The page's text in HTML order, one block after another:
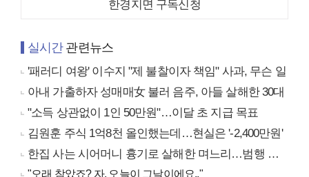
한경지면 구독신청
실시간관련뉴스
'패러디 여왕' 이수지 "제 불찰이자 책임" 사과, 무슨 일
아내 가출하자 성매매女 불러 음주, 아들 살해한 30대
"소득 상관없이 1인 50만원"…이달 초 지급 목표
김원훈 주식 1억8천 올인했는데…현실은 '-2,400만원'
한집 사는 시어머니 흉기로 살해한 며느리…범행 동기는
"오래 참았죠? 자, 오늘이 그날이에요.."